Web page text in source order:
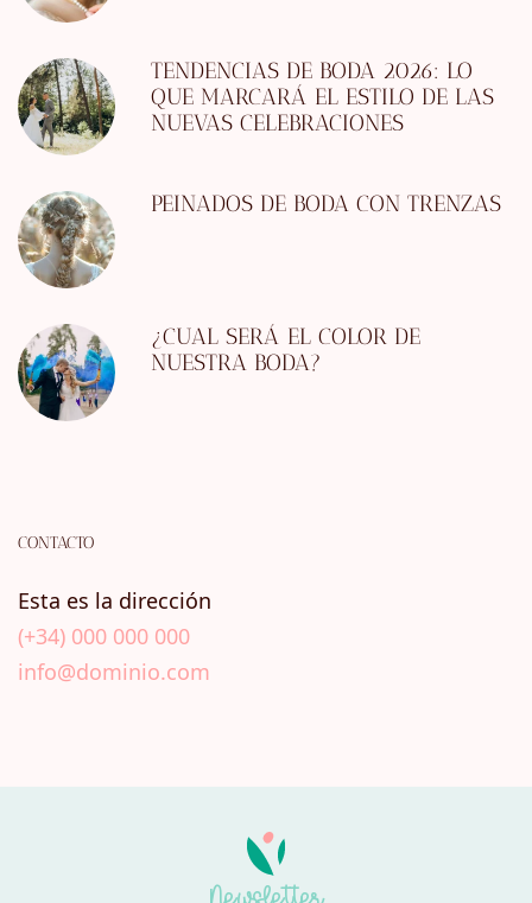
TENDENCIAS DE BODA 2026: LO
QUE MARCARÁ EL ESTILO DE LAS
NUEVAS CELEBRACIONES
PEINADOS DE BODA CON TRENZAS
¿CUAL SERÁ EL COLOR DE
NUESTRA BODA?
CONTACTO
Esta es la dirección
(+34) 000 000 000
info@dominio.com